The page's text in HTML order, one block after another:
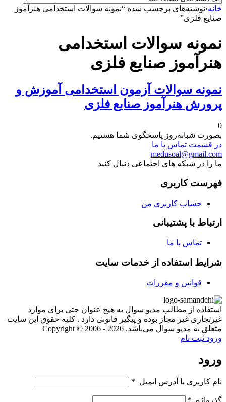
خانه›نوشته‌های برچسب شده “نمونه سوالات استخدامی هنرآموز
صنایع فلزی”
نمونه سوالات استخدامی
هنرآموز صنایع فلزی
نمونه سوالات آزمون استخدامی آموزش و
پرورش هنرآموز صنایع فلزی
0
بصورت شبانه‌روز پاسخگوی شما هستیم.
در قسمت تماس با ما
medusoal@gmail.com
ما را در شبکه های اجتماعی دنبال کنید
فهرست کاربری
حساب کاربری من
ارتباط با پشتیبانی
تماس با ما
شرایط استفاده از خدمات سایت
قوانین و مقررات
استفاده از مطالب مدیو سوال به هیچ عنوان حتی برای موارد
غیرتجاری غیر مجاز بوده و پیگیر قانونی دارد . کلیه حقوق این سایت
متعلق به مدیو سوال می‌باشد. Copyright © 2006 - 2026
ورود ثبت نام
ورود
نام کاربری یا آدرس ایمیل *